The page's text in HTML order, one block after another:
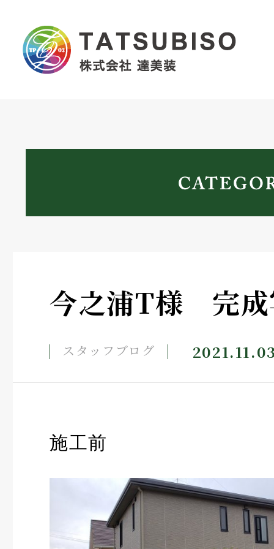
今之浦T様 完成
スタッフブログ
施工前